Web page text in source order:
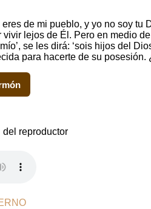
eres de mi pueblo, y yo no soy
lejos de Él. Pero en medio
se les dirá: ‘sois hijos del
para hacerte de su
reproductor